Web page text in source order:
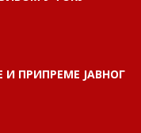
ПРИПРЕМЕ ЈАВНОГ